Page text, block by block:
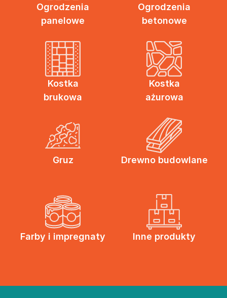
Ogrodzenia
panelowe
Ogrodzenia
betonowe
Kostka
brukowa
Kostka
ażurowa
Gruz Drewno budowlane
Farby i impregnaty Inne produkty